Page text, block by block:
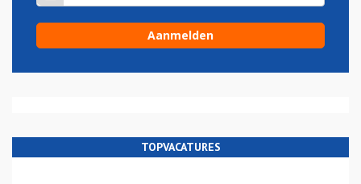
TOPVACATURES